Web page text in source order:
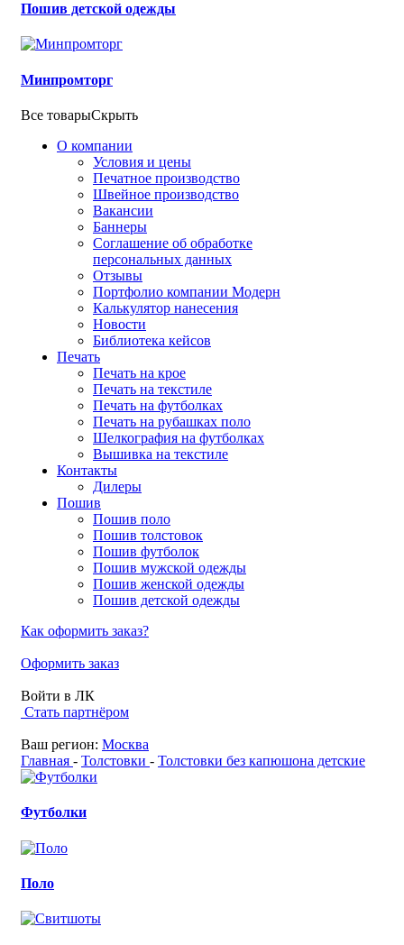
Пошив детской одежды
Минпромторг
Все товарыСкрыть
О компании
Условия и цены
Печатное производство
Швейное производство
Вакансии
Баннеры
Соглашение об обработке
персональных данных
Отзывы
Портфолио компании Модерн
Калькулятор нанесения
Новости
Библиотека кейсов
Печать
Печать на крое
Печать на текстиле
Печать на футболках
Печать на рубашках поло
Шелкография на футболках
Вышивка на текстиле
Контакты
Дилеры
Пошив
Пошив поло
Пошив толстовок
Пошив футболок
Пошив мужской одежды
Пошив женской одежды
Пошив детской одежды
Как оформить заказ?
Оформить заказ
Войти в ЛК
Стать партнёром
Ваш регион: Москва
Главная - Толстовки - Толстовки без капюшона детские
Футболки
Поло